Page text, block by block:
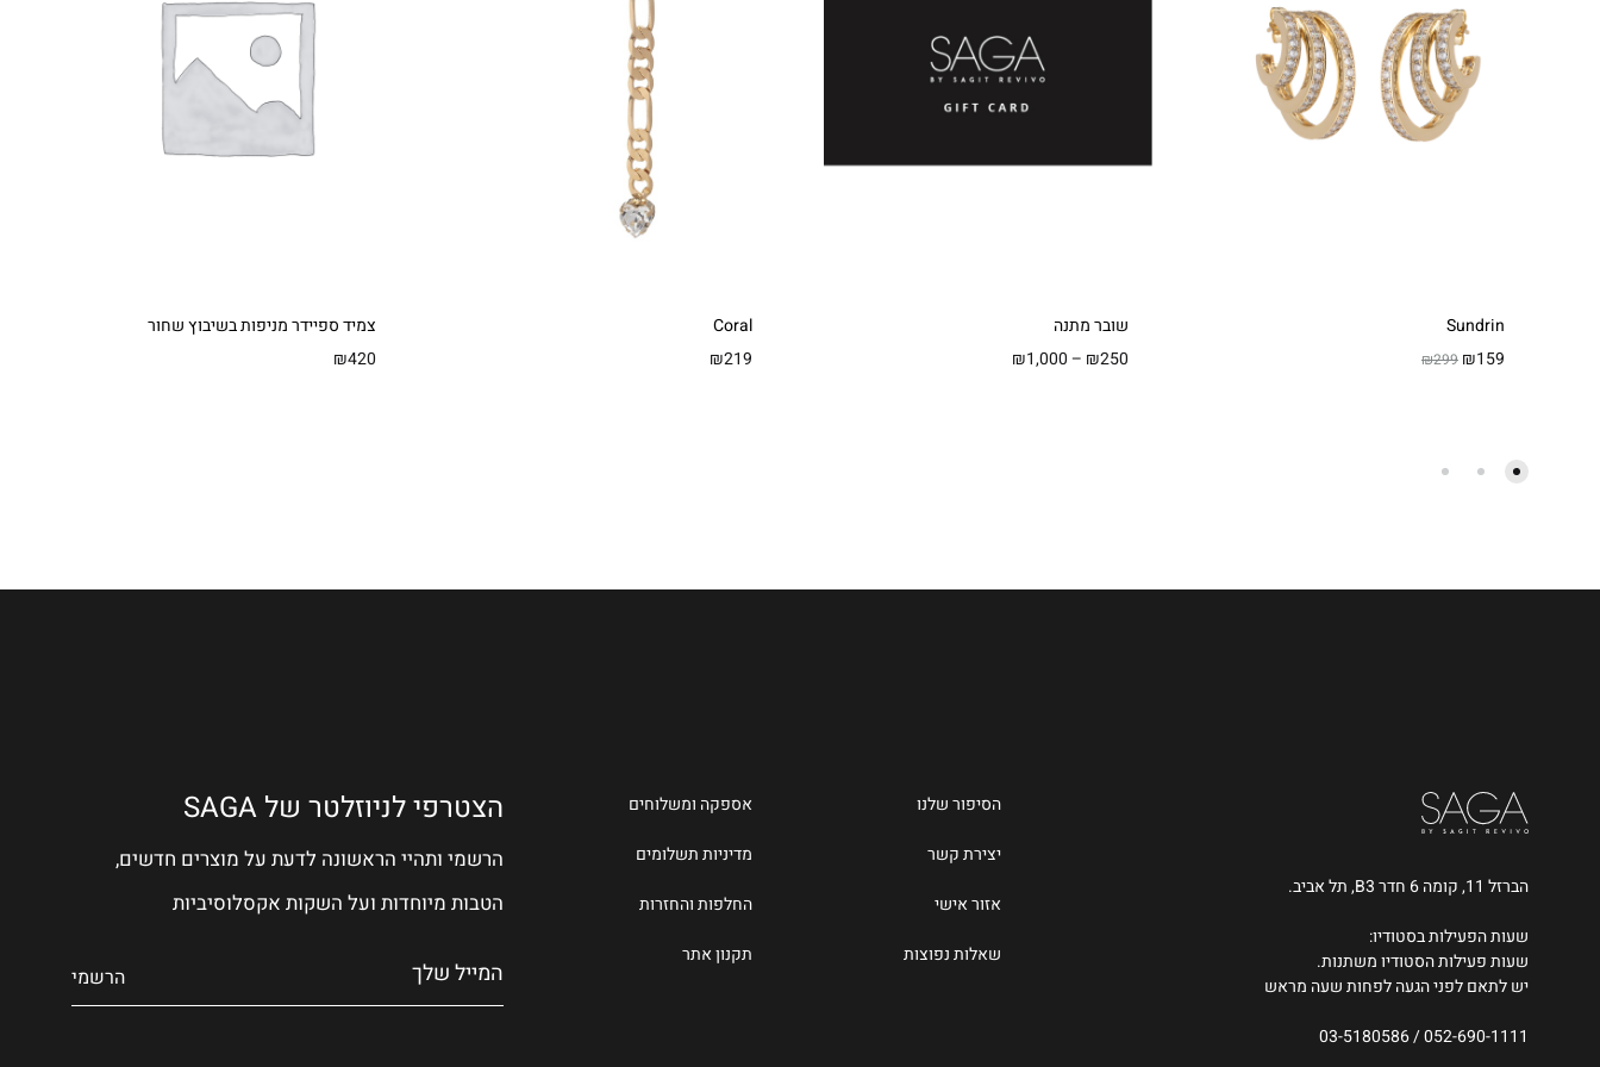
Sundrin
₪159
₪299
שובר מתנה
₪250
–
₪1,000
Coral
₪219
צמיד ספיידר מניפות בשיבוץ שחור
₪420
הברזל 11, קומה 6 חדר B3, תל אביב.
שעות הפעילות בסטודיו:
שעות פעילות הסטודיו משתנות.
יש לתאם לפני הגעה לפחות שעה מראש
052-690-1111
/
03-5180586
הסיפור שלנו
יצירת קשר
אזור אישי
שאלות נפוצות
אספקה ומשלוחים
מדיניות תשלומים
החלפות והחזרות
תקנון אתר
הצטרפי לניוזלטר של SAGA
הרשמי ותהיי הראשונה לדעת על מוצרים חדשים,
הטבות מיוחדות ועל השקות אקסלוסיביות